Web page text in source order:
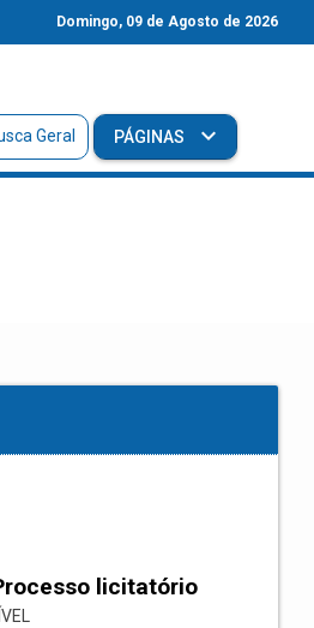
Domingo, 09 de Agosto de 2026
Geral PÁGINAS
licitatório